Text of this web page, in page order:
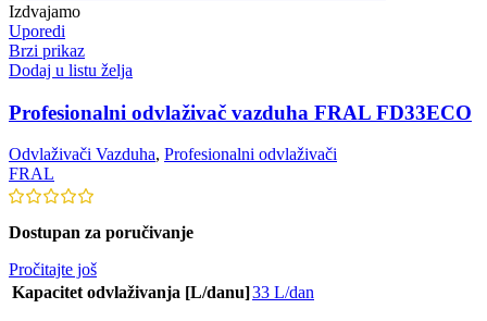
Izdvajamo
Uporedi
Brzi prikaz
Dodaj u listu želja
Profesionalni odvlaživač vazduha FRAL FD33ECO
Odvlaživači Vazduha, Profesionalni odvlaživači
FRAL
Dostupan za poručivanje
Pročitajte još
Kapacitet odvlaživanja [L/danu]33 L/dan